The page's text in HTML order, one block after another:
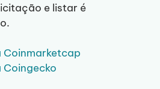
e listar é